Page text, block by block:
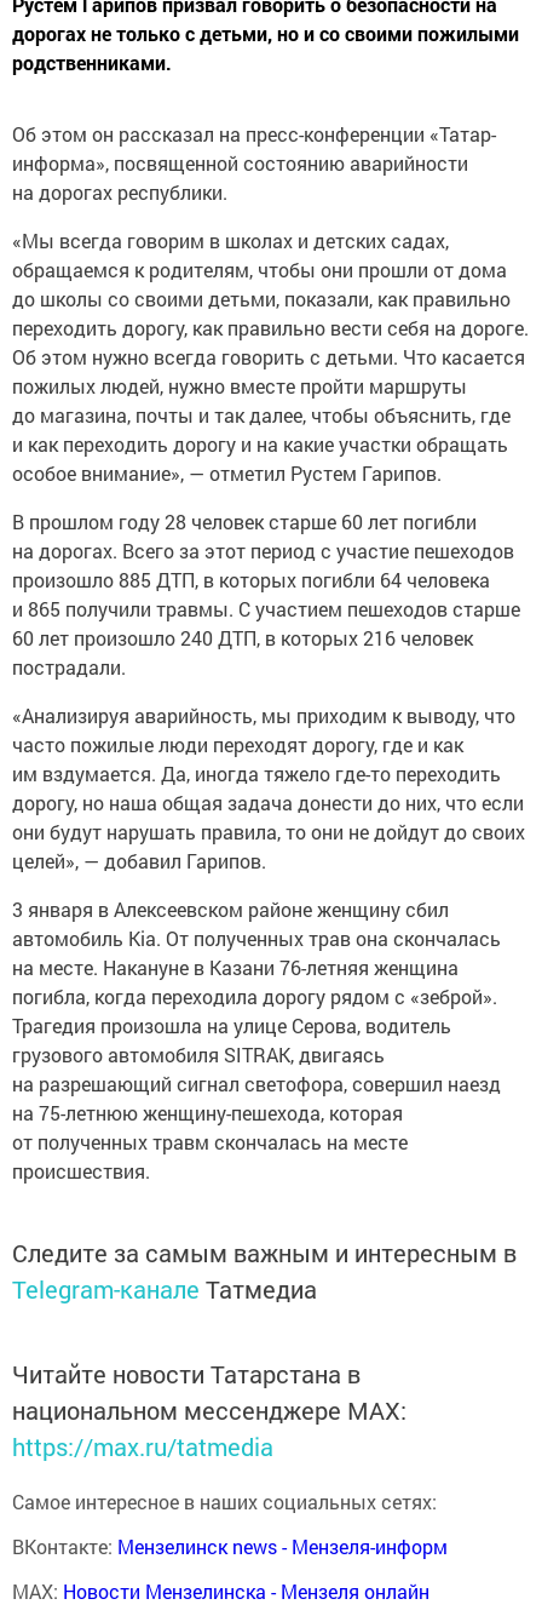
дорогах не только с детьми, но и со своими пожилыми
родственниками.
Об этом он рассказал на пресс-конференции «Татар-
информа», посвященной состоянию аварийности
на дорогах республики.
«Мы всегда говорим в школах и детских садах,
обращаемся к родителям, чтобы они прошли от дома
до школы со своими детьми, показали, как правильно
переходить дорогу, как правильно вести себя на дороге.
Об этом нужно всегда говорить с детьми. Что касается
пожилых людей, нужно вместе пройти маршруты
до магазина, почты и так далее, чтобы объяснить, где
и как переходить дорогу и на какие участки обращать
особое внимание», — отметил Рустем Гарипов.
В прошлом году 28 человек старше 60 лет погибли
на дорогах. Всего за этот период с участие пешеходов
произошло 885 ДТП, в которых погибли 64 человека
и 865 получили травмы. С участием пешеходов старше
60 лет произошло 240 ДТП, в которых 216 человек
пострадали.
«Анализируя аварийность, мы приходим к выводу, что
часто пожилые люди переходят дорогу, где и как
им вздумается. Да, иногда тяжело где-то переходить
дорогу, но наша общая задача донести до них, что если
они будут нарушать правила, то они не дойдут до своих
целей», — добавил Гарипов.
3 января в Алексеевском районе женщину сбил
автомобиль Kia. От полученных трав она скончалась
на месте. Накануне в Казани 76-летняя женщина
погибла, когда переходила дорогу рядом с «зеброй».
Трагедия произошла на улице Серова, водитель
грузового автомобиля SITRAK, двигаясь
на разрешающий сигнал светофора, совершил наезд
на 75-летнюю женщину-пешехода, которая
от полученных травм скончалась на месте
происшествия.
Следите за самым важным и интересным в
Telegram-канале Татмедиа
Читайте новости Татарстана в
национальном мессенджере MАХ:
https://max.ru/tatmedia
Самое интересное в наших социальных сетях:
ВКонтакте: Мензелинск news - Мензеля-информ
MAX: Новости Мензелинска - Мензеля онлайн